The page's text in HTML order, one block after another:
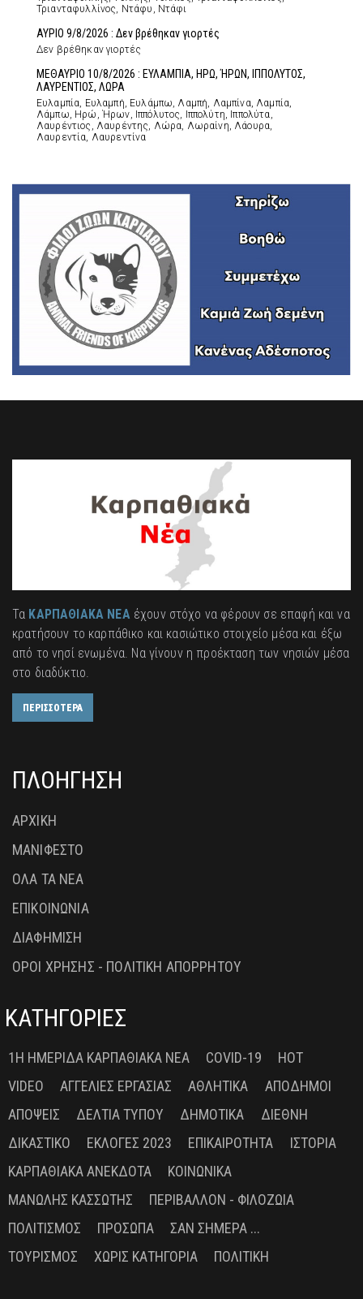
Τριανταφυλλίνος, Ντάφυ, Ντάφι
ΑΥΡΙΟ 9/8/2026 : Δεν βρέθηκαν γιορτές
Δεν βρέθηκαν γιορτές
ΜΕΘΑΥΡΙΟ 10/8/2026 : ΕΥΛΑΜΠΙΑ, ΗΡΩ, ΉΡΩΝ, ΙΠΠΟΛΥΤΟΣ,
ΛΑΥΡΕΝΤΙΟΣ, ΛΩΡΑ
Ευλαμπία, Ευλαμπή, Ευλάμπω, Λαμπή, Λαμπίνα, Λαμπία,
Λάμπω, Ηρώ, Ήρων, Ιππόλυτος, Ιππολύτη, Ιππολύτα,
Λαυρέντιος, Λαυρέντης, Λώρα, Λωραίνη, Λάουρα,
Λαυρεντία, Λαυρεντίνα
Τα ΚΑΡΠΑΘΙΑΚΑ ΝΕΑέχουν στόχο να φέρουν σε επαφή και να
κρατήσουν το καρπάθικο και κασιώτικο στοιχείο μέσα και έξω
από το νησί ενωμένα. Να γίνουν η προέκταση των νησιών μέσα
στο διαδύκτιο.
ΠΕΡΙΣΣΟΤΕΡΑ
ΠΛΟΗΓΗΣΗ
ΑΡΧΙΚΗ
ΜΑΝΙΦΕΣΤΟ
ΟΛΑ ΤΑ ΝΕΑ
ΕΠΙΚΟΙΝΩΝΙΑ
ΔΙΑΦΗΜΙΣΗ
ΟΡΟΙ ΧΡΗΣΗΣ - ΠΟΛΙΤΙΚΗ ΑΠΟΡΡΗΤΟΥ
ΚΑΤΗΓΟΡΙΕΣ
1Η ΗΜΕΡΊΔΑ ΚΑΡΠΑΘΙΑΚΆ ΝΈΑ COVID-19
HOT
VIDEO
ΑΓΓΕΛΊΕΣ ΕΡΓΑΣΊΑΣ ΑΘΛΗΤΙΚΆ
ΑΠΌΔΗΜΟΙ
ΑΠΌΨΕΙΣ
ΔΕΛΤΊΑ ΤΎΠΟΥ ΔΗΜΟΤΙΚΆ
ΔΙΕΘΝΉ
ΔΙΚΑΣΤΙΚΌ
ΕΚΛΟΓΈΣ 2023 ΕΠΙΚΑΙΡΌΤΗΤΑ
ΙΣΤΟΡΊΑ
ΚΑΡΠΑΘΙΑΚΆ ΑΝΈΚΔΟΤΑ
ΚΟΙΝΩΝΙΚΆ
ΜΑΝΏΛΗΣ ΚΑΣΣΏΤΗΣ
ΠΕΡΙΒΆΛΛΟΝ - ΦΙΛΟΖΩΊΑ
ΠΟΛΙΤΙΣΜΌΣ
ΠΡΌΣΩΠΑ
ΣΑΝ ΣΉΜΕΡΑ ...
ΤΟΥΡΙΣΜΌΣ
ΧΩΡΊΣ ΚΑΤΗΓΟΡΊΑ ΠΟΛΙΤΙΚΉ